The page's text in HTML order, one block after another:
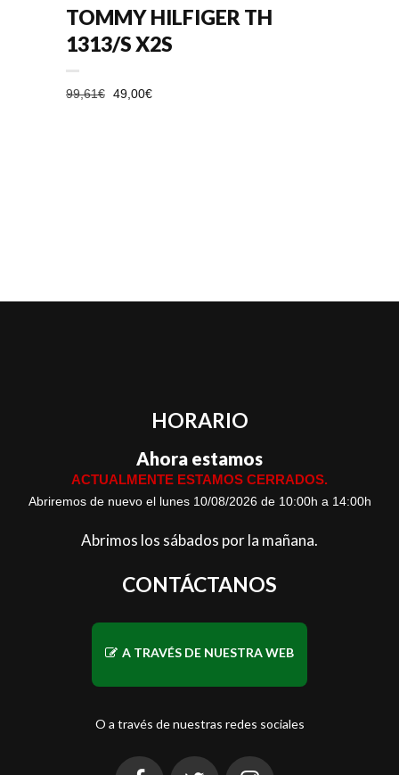
TOMMY HILFIGER TH
1313/S X2S
99,61€ EL
49,00€EL
HORARIO
Ahora estamos
ACTUALMENTE ESTAMOS CERRADOS.
Abriremos de nuevo el lunes 10/08/2026 de 10:00h a 14:00h
Abrimos los sábados por la mañana.
CONTÁCTANOS
A TRAVÉS DE NUESTRA WEB
O a través de nuestras redes sociales